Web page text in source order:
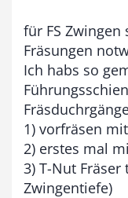
für FS
Fräsungen
Ich habs so
1) vorfräsen
2) erstes mal
3) T-Nut
Zwingentiefe)